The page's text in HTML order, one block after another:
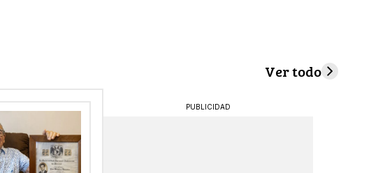
Ver todo
PUBLICIDAD